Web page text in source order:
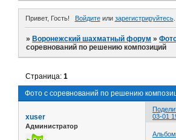
Привет, Гость! Войдитеили зарегистрируйтесь.
»Воронежский шахматный форум »
соревнований по решению композиций
Фото с соревнований по решению
Страница:1
03-01
xuser
Администратор
Альбом